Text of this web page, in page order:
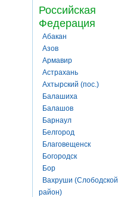
Российская
Федерация
Абакан
Азов
Армавир
Астрахань
Ахтырский (пос.)
Балашиха
Балашов
Барнаул
Белгород
Благовещенск
Богородск
Бор
Вахруши (Слободской
район)